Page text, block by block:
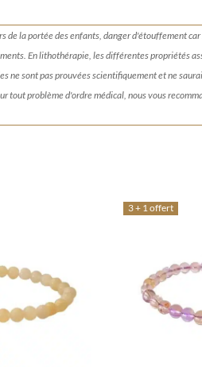
de la portée des enfants, danger d'étouffement car
En lithothérapie, les différentes propriétés
ne sont pas prouvées scientifiquement et ne
tout problème d'ordre médical, nous vous
3 + 1 offert